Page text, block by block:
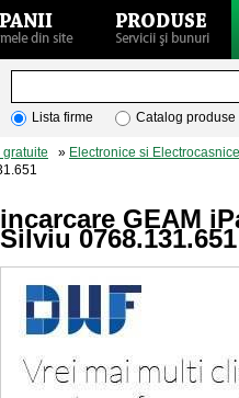
Lista firme Catalog produse
» Electronice si Electrocasnice
incarcare GEAM
Silviu 0768.131.651